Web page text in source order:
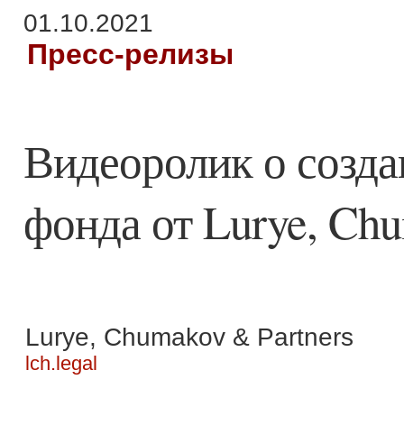
01.10.2021
Пресс-релизы
Видеоролик о
фонда от Lurye,
Lurye, Chumakov & Partners
lch.legal